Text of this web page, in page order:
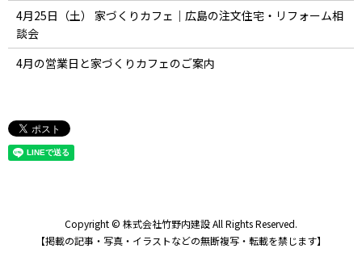
4月25日（土） 家づくりカフェ｜広島の注文住宅・リフォーム相
談会
4月の営業日と家づくりカフェのご案内
Copyright © 株式会社竹野内建設 All Rights Reserved.
【掲載の記事・写真・イラストなどの無断複写・転載を禁じます】